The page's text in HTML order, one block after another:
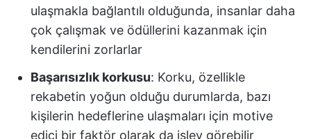
ulaşmakla bağlantılı olduğunda, insanlar daha
çok çalışmak ve ödüllerini kazanmak için
kendilerini zorlarlar
Başarısızlık korkusu: Korku, özellikle
rekabetin yoğun olduğu durumlarda, bazı
kişilerin hedeflerine ulaşmaları için motive
edici bir faktör olarak da işlev görebilir